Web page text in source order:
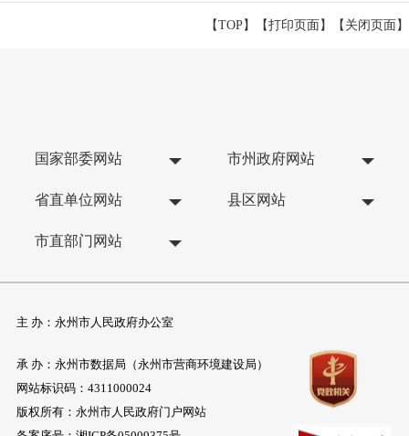
【TOP】 【打印页面 】【 关闭页面 】
国家部委网站 市州政府网站
省直单位网站 县区网站
市直部门网站
主 办：永州市人民政府办公室
承 办：永州市数据局（永州市营商环境建设局）
网站标识码：4311000024
版权所有：永州市人民政府门户网站